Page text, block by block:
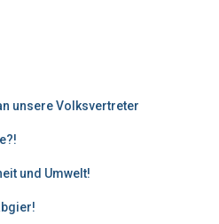
unsere Volksvertreter
und Umwelt!